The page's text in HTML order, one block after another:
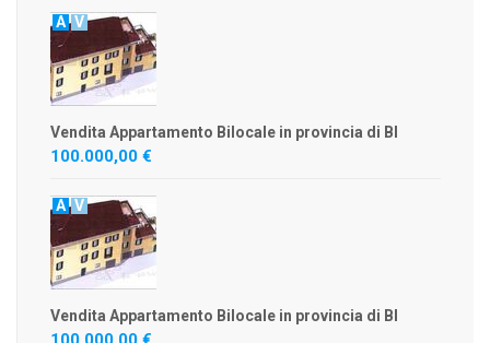
A V
Vendita Appartamento Bilocale in provincia di BI
100.000,00 €
A V
Vendita Appartamento Bilocale in provincia di BI